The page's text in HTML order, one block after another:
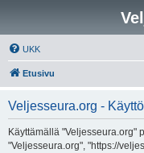
UKK
Etusivu
Veljesseura.org -
Käyttämällä "Veljesseura.org"
"Veljesseura.org", "https://